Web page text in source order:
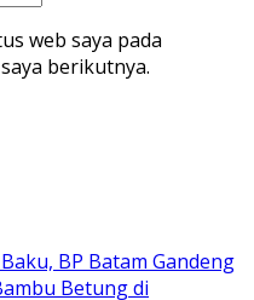
web saya pada
berikutnya.